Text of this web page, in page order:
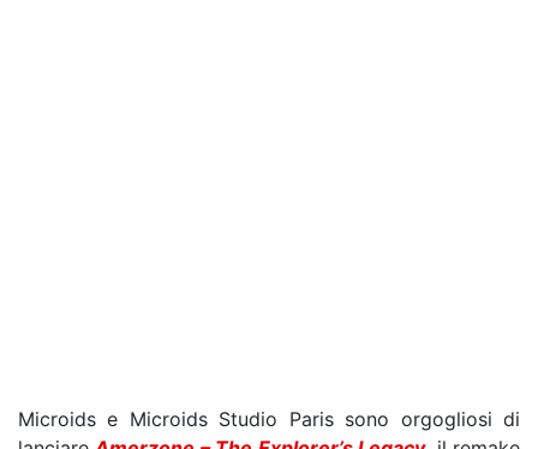
Microids e Microids Studio Paris sono orgogliosi di